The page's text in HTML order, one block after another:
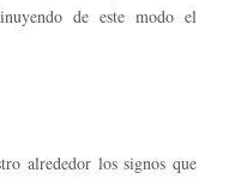
de este modo el
alrededor los signos que